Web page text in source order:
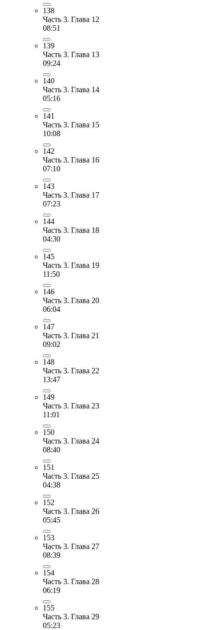
138
Часть 3. Глава 12
08:51
139
Часть 3. Глава 13
09:24
140
Часть 3. Глава 14
05:16
141
Часть 3. Глава 15
10:08
142
Часть 3. Глава 16
07:10
143
Часть 3. Глава 17
07:23
144
Часть 3. Глава 18
04:30
145
Часть 3. Глава 19
11:50
146
Часть 3. Глава 20
06:04
147
Часть 3. Глава 21
09:02
148
Часть 3. Глава 22
13:47
149
Часть 3. Глава 23
11:01
150
Часть 3. Глава 24
08:40
151
Часть 3. Глава 25
04:38
152
Часть 3. Глава 26
05:45
153
Часть 3. Глава 27
08:39
154
Часть 3. Глава 28
06:19
155
Часть 3. Глава 29
05:23